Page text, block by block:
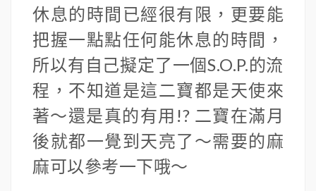
休息的時間已經很有限，更要能
把握一點點任何能休息的時間，
所以有自己擬定了一個S.O.P.的流
程，不知道是這二寶都是天使來
著～還是真的有用!? 二寶在滿月
後就都一覺到天亮了～需要的麻
麻可以參考一下哦～